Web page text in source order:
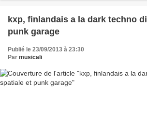
kxp, finlandais a la dark techno
punk garage
Publié le 23/09/2013 à 23:30
Par musicali